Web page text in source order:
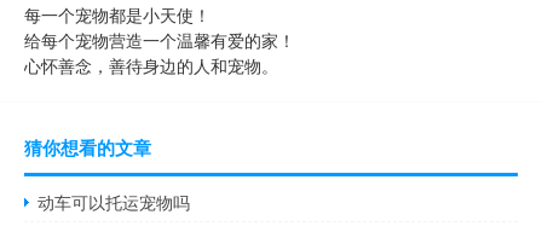
每一个宠物都是小天使！
给每个宠物营造一个温馨有爱的家！
心怀善念，善待身边的人和宠物。
猜你想看的文章
动车可以托运宠物吗